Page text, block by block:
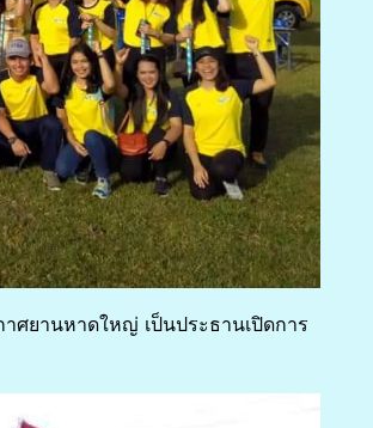
ศยานหาดใหญ่ เป็นประธานเปิดการ